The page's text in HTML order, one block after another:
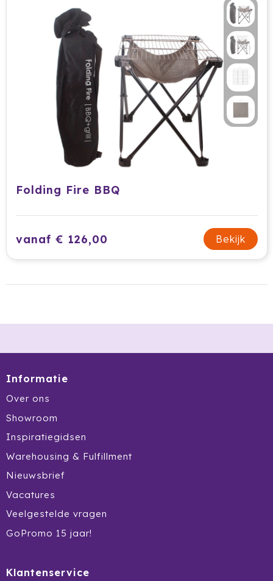
Folding Fire BBQ
vanaf € 126,00 Bekijk
Informatie
Over ons
Showroom
Inspiratiegidsen
Warehousing & Fulfillment
Nieuwsbrief
Vacatures
Veelgestelde vragen
GoPromo 15 jaar!
Klantenservice